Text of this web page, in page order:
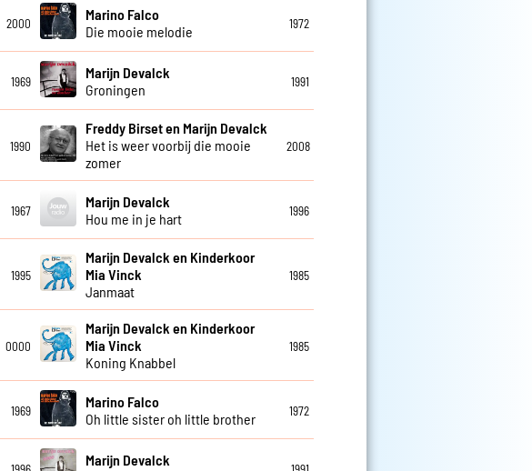
2000
Marino Falco
Die mooie melodie
1972
1969
Marijn Devalck
Groningen
1991
1990
Freddy Birset en Marijn Devalck
Het is weer voorbij die mooie
zomer
2008
1967
Marijn Devalck
Hou me in je hart
1996
1995
Marijn Devalck en Kinderkoor
Mia Vinck
Janmaat
1985
0000
Marijn Devalck en Kinderkoor
Mia Vinck
Koning Knabbel
1985
1969
Marino Falco
Oh little sister oh little brother
1972
Marijn Devalck